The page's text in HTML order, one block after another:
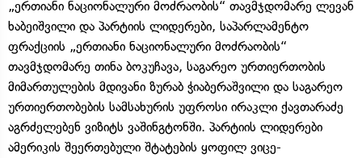
„ერთიანი ნაციონალური მოძრაობის“ თავმჯდომარე ლევან
ხაბეიშვილი და პარტიის ლიდერები, საპარლამენტო
ფრაქციის „ერთიანი ნაციონალური მოძრაობის“
თავმჯდომარე თინა ბოკუჩავა, საგარეო ურთიერთობის
მიმართულების მდივანი ზურაბ ჭიაბერაშვილი და საგარეო
ურთიერთობების სამსახურის უფროსი ირაკლი ქავთარაძე
აგრძელებენ ვიზიტს ვაშინგტონში. პარტიის ლიდერები
ამერიკის შეერთებული შტატების ყოფილ ვიცე-